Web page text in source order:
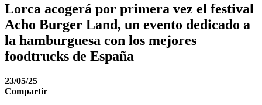
Lorca acogerá por primera vez el festival
Acho Burger Land, un evento dedicado a
la hamburguesa con los mejores
foodtrucks de España
23/05/25
Compartir